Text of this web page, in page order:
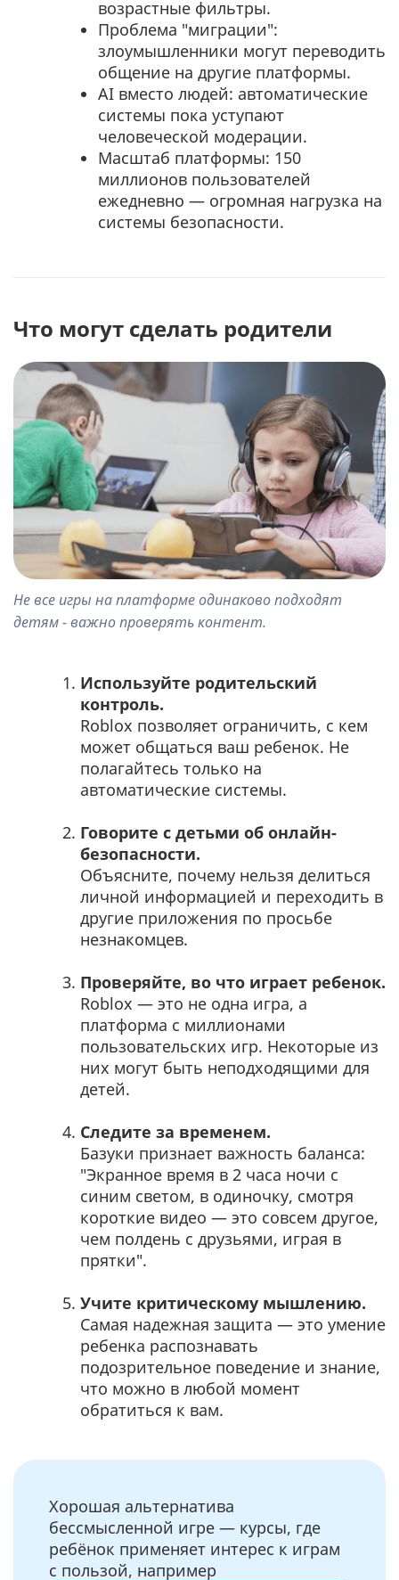
возрастные фильтры.
Проблема "миграции":
злоумышленники могут переводить
общение на другие платформы.
AI вместо людей: автоматические
системы пока уступают
человеческой модерации.
Масштаб платформы: 150
миллионов пользователей
ежедневно — огромная нагрузка на
системы безопасности.
Что могут сделать родители
Не все игры на платформе одинаково подходят
детям - важно проверять контент.
Используйте родительский
контроль.
Roblox позволяет ограничить, с кем
может общаться ваш ребенок. Не
полагайтесь только на
автоматические системы.
Говорите с детьми об онлайн-
безопасности.
Объясните, почему нельзя делиться
личной информацией и переходить в
другие приложения по просьбе
незнакомцев.
Проверяйте, во что играет ребенок.
Roblox — это не одна игра, а
платформа с миллионами
пользовательских игр. Некоторые из
них могут быть неподходящими для
детей.
Следите за временем.
Базуки признает важность баланса:
"Экранное время в 2 часа ночи с
синим светом, в одиночку, смотря
короткие видео — это совсем другое,
чем полдень с друзьями, играя в
прятки".
Учите критическому мышлению.
Самая надежная защита — это умение
ребенка распознавать
подозрительное поведение и знание,
что можно в любой момент
обратиться к вам.
Хорошая альтернатива
бессмысленной игре — курсы, где
ребёнок применяет интерес к играм
с пользой, например